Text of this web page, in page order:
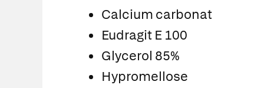
Calcium carbonat
Eudragit E 100
Glycerol 85%
Hypromellose